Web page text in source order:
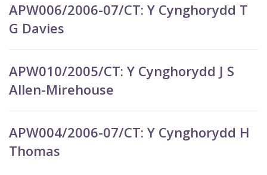
APW006/2006-07/CT: Y Cynghorydd T
G Davies
APW010/2005/CT: Y Cynghorydd J S
Allen-Mirehouse
APW004/2006-07/CT: Y Cynghorydd H
Thomas